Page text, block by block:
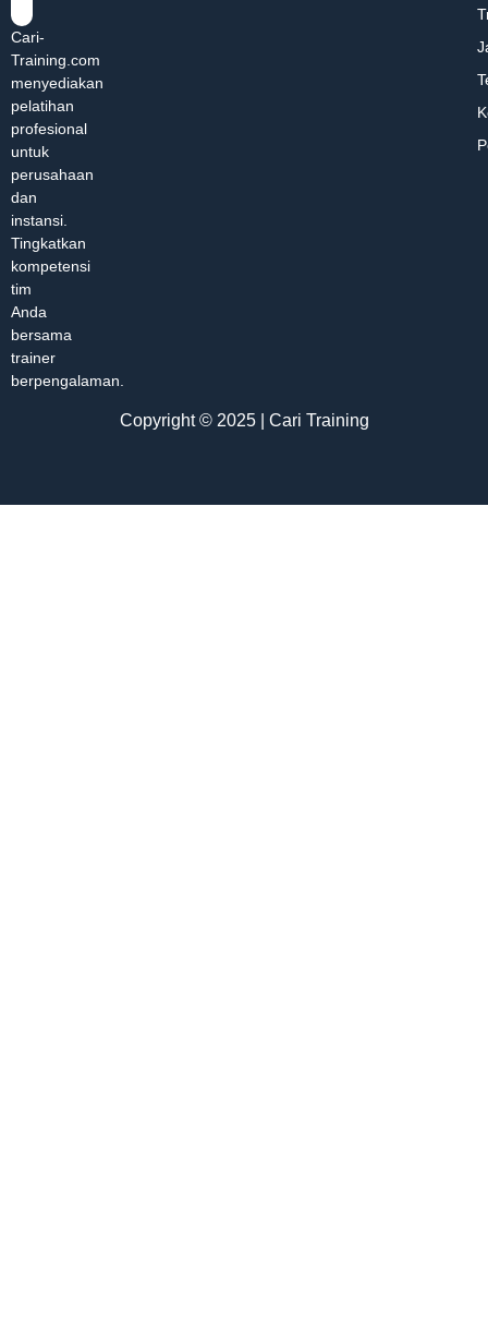
Cari-
Training.com
menyediakan
pelatihan
profesional
untuk
perusahaan
dan
instansi.
Tingkatkan
kompetensi
tim
Anda
bersama
trainer
berpengalaman.
Copyright © 2025 | Cari Training